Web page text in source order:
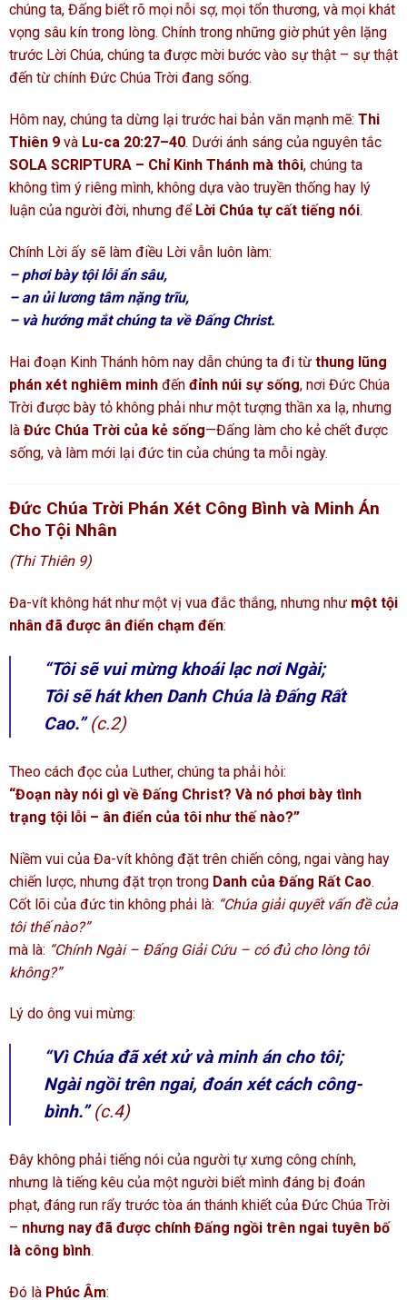
chúng ta, Đấng biết rõ mọi nỗi sợ, mọi tổn thương, và mọi khát
vọng sâu kín trong lòng. Chính trong những giờ phút yên lặng
trước Lời Chúa, chúng ta được mời bước vào sự thật – sự thật
đến từ chính Đức Chúa Trời đang sống.
Hôm nay, chúng ta dừng lại trước hai bản văn mạnh mẽ: Thi
Thiên 9 và Lu-ca 20:27–40. Dưới ánh sáng của nguyên tắc
SOLA SCRIPTURA – Chỉ Kinh Thánh mà thôi, chúng ta
không tìm ý riêng mình, không dựa vào truyền thống hay lý
luận của người đời, nhưng để Lời Chúa tự cất tiếng nói.
Chính Lời ấy sẽ làm điều Lời vẫn luôn làm:
– phơi bày tội lỗi ẩn sâu,
– an ủi lương tâm nặng trĩu,
– và hướng mắt chúng ta về Đấng Christ.
Hai đoạn Kinh Thánh hôm nay dẫn chúng ta đi từ thung lũng
phán xét nghiêm minh đến đỉnh núi sự sống, nơi Đức Chúa
Trời được bày tỏ không phải như một tượng thần xa lạ, nhưng
là Đức Chúa Trời của kẻ sống—Đấng làm cho kẻ chết được
sống, và làm mới lại đức tin của chúng ta mỗi ngày.
Đức Chúa Trời Phán Xét Công Bình và Minh Án
Cho Tội Nhân
(Thi Thiên 9)
Đa-vít không hát như một vị vua đắc thắng, nhưng như một tội
nhân đã được ân điển chạm đến:
“Tôi sẽ vui mừng khoái lạc nơi Ngài;
Tôi sẽ hát khen Danh Chúa là Đấng Rất
Cao.”(c.2)
Theo cách đọc của Luther, chúng ta phải hỏi:
“Đoạn này nói gì về Đấng Christ? Và nó phơi bày tình
trạng tội lỗi – ân điển của tôi như thế nào?”
Niềm vui của Đa-vít không đặt trên chiến công, ngai vàng hay
chiến lược, nhưng đặt trọn trong Danh của Đấng Rất Cao.
Cốt lõi của đức tin không phải là: “Chúa giải quyết vấn đề của
tôi thế nào?”
mà là: “Chính Ngài – Đấng Giải Cứu – có đủ cho lòng tôi
không?”
Lý do ông vui mừng:
“Vì Chúa đã xét xử và minh án cho tôi;
Ngài ngồi trên ngai, đoán xét cách công-
bình.”(c.4)
Đây không phải tiếng nói của người tự xưng công chính,
nhưng là tiếng kêu của một người biết mình đáng bị đoán
phạt, đáng run rẩy trước tòa án thánh khiết của Đức Chúa Trời
– nhưng nay đã được chính Đấng ngồi trên ngai tuyên bố
là công bình.
Đó là Phúc Âm: